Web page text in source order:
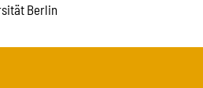
Berlin